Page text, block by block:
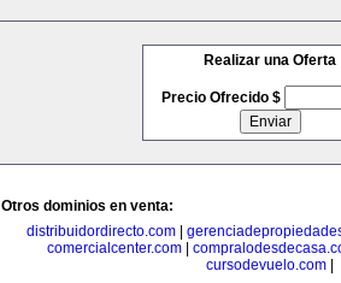
Realizar una Oferta
Precio Ofrecido $
Otros dominios en venta:
distribuidordirecto.com|
comercialcenter.com
cursodevuelo.com